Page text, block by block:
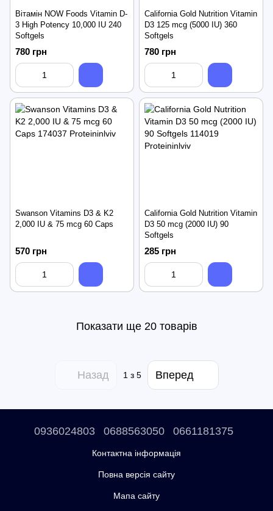
Вітамін NOW Foods Vitamin D-
3 High Potency 10,000 IU 240
Softgels
780 грн
California Gold Nutrition Vitamin
D3 125 mcg (5000 IU) 360
Softgels
780 грн
Swanson Vitamins D3 & K2
2,000 IU & 75 mcg 60 Caps
570 грн
California Gold Nutrition Vitamin
D3 50 mcg (2000 IU) 90
Softgels
285 грн
Показати ще 20 товарів
Назад 1 з 5 Вперед
0936024803 0688563050 0661181375
Контактна інформація
Повна версія сайту
Мапа сайту